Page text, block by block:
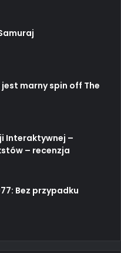
jest marny spin off The
Interaktywnej –
– recenzja
Bez przypadku